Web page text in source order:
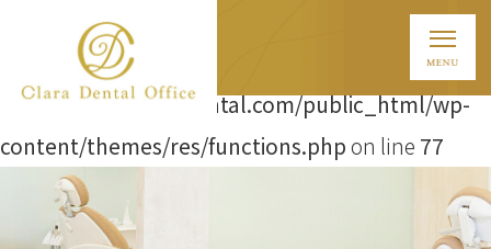
Warning: Attempt to read property "ID" on string in
/home/t838/clara-dental.com/public_html/wp-
content/themes/res/functions.phpon line 77